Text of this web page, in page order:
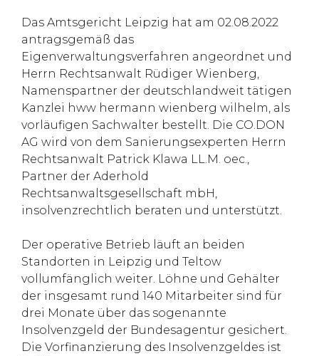
Das Amtsgericht Leipzig hat am 02.08.2022
antragsgemäß das
Eigenverwaltungsverfahren angeordnet und
Herrn Rechtsanwalt Rüdiger Wienberg,
Namenspartner der deutschlandweit tätigen
Kanzlei hww hermann wienberg wilhelm, als
vorläufigen Sachwalter bestellt. Die CO.DON
AG wird von dem Sanierungsexperten Herrn
Rechtsanwalt Patrick Klawa LL.M. oec.,
Partner der Aderhold
Rechtsanwaltsgesellschaft mbH,
insolvenzrechtlich beraten und unterstützt.
Der operative Betrieb läuft an beiden
Standorten in Leipzig und Teltow
vollumfänglich weiter. Löhne und Gehälter
der insgesamt rund 140 Mitarbeiter sind für
drei Monate über das sogenannte
Insolvenzgeld der Bundesagentur gesichert.
Die Vorfinanzierung des Insolvenzgeldes ist